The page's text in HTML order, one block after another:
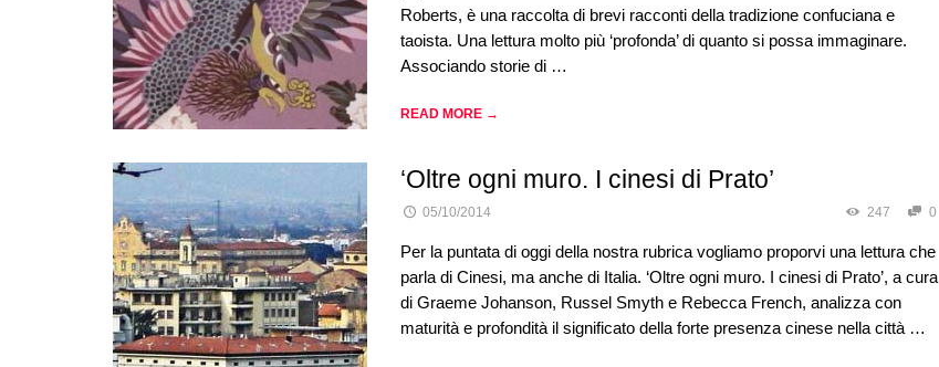
Roberts, è una raccolta di brevi racconti della tradizione confuciana e
taoista. Una lettura molto più ‘profonda’ di quanto si possa immaginare.
Associando storie di …
READ MORE →
‘Oltre ogni muro. I cinesi di Prato’
05/10/2014 247 0
Per la puntata di oggi della nostra rubrica vogliamo proporvi una lettura che
parla di Cinesi, ma anche di Italia. ‘Oltre ogni muro. I cinesi di Prato’, a cura
di Graeme Johanson, Russel Smyth e Rebecca French, analizza con
maturità e profondità il significato della forte presenza cinese nella città …